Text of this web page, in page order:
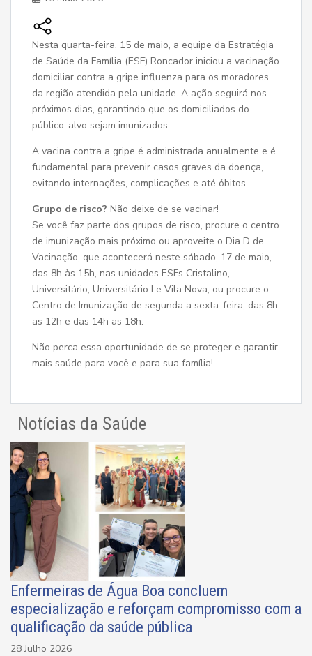
Nesta quarta-feira, 15 de maio, a equipe da Estratégia
de Saúde da Família (ESF) Roncador iniciou a vacinação
domiciliar contra a gripe influenza para os moradores
da região atendida pela unidade. A ação seguirá nos
próximos dias, garantindo que os domiciliados do
público-alvo sejam imunizados.
A vacina contra a gripe é administrada anualmente e é
fundamental para prevenir casos graves da doença,
evitando internações, complicações e até óbitos.
Grupo de risco? Não deixe de se vacinar!
Se você faz parte dos grupos de risco, procure o centro
de imunização mais próximo ou aproveite o Dia D de
Vacinação, que acontecerá neste sábado, 17 de maio,
das 8h às 15h, nas unidades ESFs Cristalino,
Universitário, Universitário I e Vila Nova, ou procure o
Centro de Imunização de segunda a sexta-feira, das 8h
as 12h e das 14h as 18h.
Não perca essa oportunidade de se proteger e garantir
mais saúde para você e para sua família!
Notícias da Saúde
Enfermeiras de Água Boa concluem
especialização e reforçam compromisso com a
qualificação da saúde pública
28 Julho 2026